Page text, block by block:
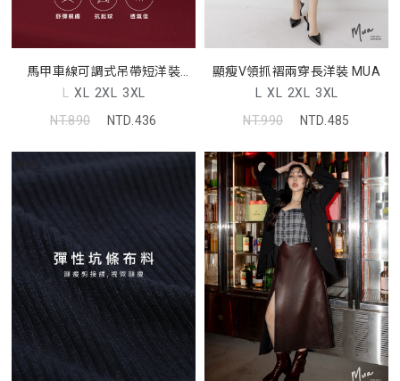
馬甲車線可調式吊帶短洋裝
MUA
L XL 2XL 3XL
NT.890
NTD.436
顯瘦V領抓褶兩穿長洋裝 MUA
L XL 2XL 3XL
NT.990
NTD.485